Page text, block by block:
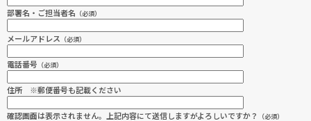
部署名・ご担当者名 （必須）
メールアドレス （必須）
電話番号 （必須）
住所 ※郵便番号も記載ください
確認画面は表示されません。上記内容にて送信しますがよろしいですか？ （必須）